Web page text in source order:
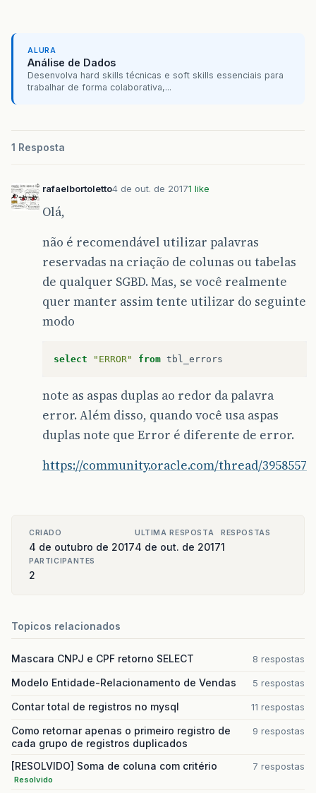
ALURA
Análise de Dados
Desenvolva hard skills técnicas e soft skills essenciais para
trabalhar de forma colaborativa,...
1 Resposta
rafaelbortoletto4 de out. de 20171 like
Olá,
não é recomendável utilizar palavras
reservadas na criação de colunas ou tabelas
de qualquer SGBD. Mas, se você realmente
quer manter assim tente utilizar do seguinte
modo
select "ERROR" from tbl_errors
note as aspas duplas ao redor da palavra
error. Além disso, quando você usa aspas
duplas note que Error é diferente de error.
https://community.oracle.com/thread/3958557
CRIADO
4 de outubro de 2017
ULTIMA RESPOSTA
4 de out. de 2017
RESPOSTAS
1
PARTICIPANTES
2
Topicos relacionados
Mascara CNPJ e CPF retorno SELECT 8 respostas
Modelo Entidade-Relacionamento de Vendas 5 respostas
Contar total de registros no mysql 11 respostas
Como retornar apenas o primeiro registro de
cada grupo de registros duplicados
9 respostas
[RESOLVIDO] Soma de coluna com critério
Resolvido
7 respostas